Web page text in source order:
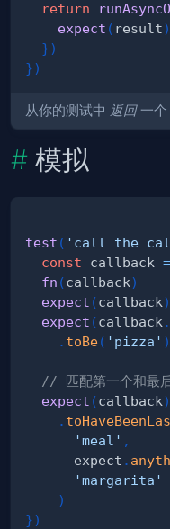
return
expect ( result)
})
})
从你的测试中 返回一个
模拟
test ( 'call the
const callback =
fn (callback)
expect (callback)
expect (callback .
. toBe( 'pizza' )
// 匹配第一个和最
expect (callback)
.
'meal' ,
      expect
.
'margarita'
)
})